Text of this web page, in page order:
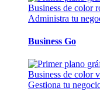
Administra tu
Business Go
Gestiona tu